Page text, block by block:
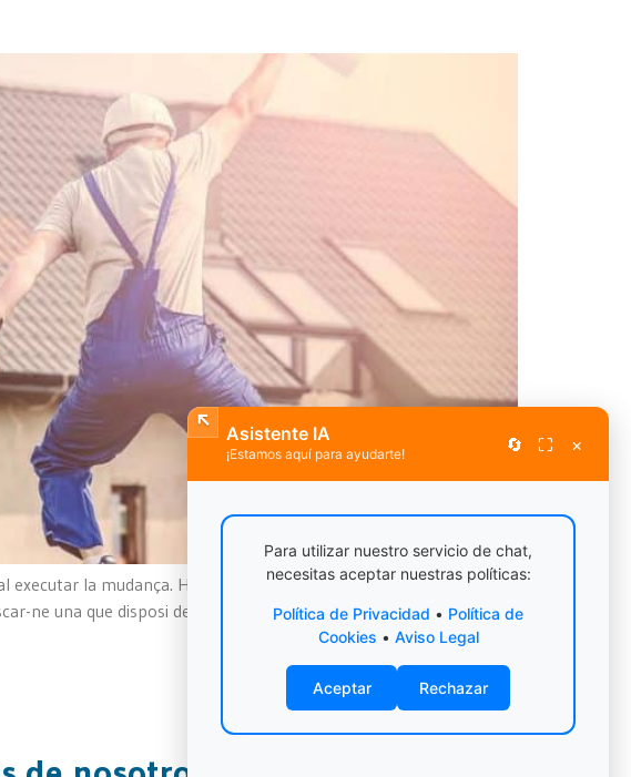
executar la mudança. Haver buscat diferents opcions i finalment,
ne una que disposi dels mitjans tècnics i humans necessaris, així
Asistente IA
¡Estamos aquí para ayudarte! 🔄 ⛶ ×
Para utilizar nuestro servicio de chat,
necesitas aceptar nuestras políticas:
Política de Privacidad • Política de
Cookies • Aviso Legal
Aceptar Rechazar